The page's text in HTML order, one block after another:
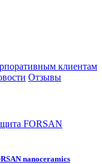
клиентам
Отзывы
nanoceramics